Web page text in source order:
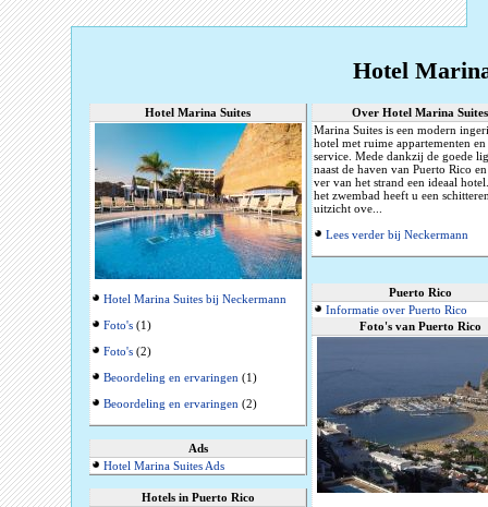
Hotel
Hotel Marina Suites
Hotel Marina Suites bij Neckermann
Foto's (1)
Foto's (2)
Beoordeling en ervaringen (1)
Beoordeling en ervaringen (2)
Ads
Hotel Marina Suites Ads
Hotels in Puerto Rico
Over Hotel Marina Suites
Marina Suites is een modern
hotel met ruime appartementen en
service. Mede dankzij de goede
naast de haven van Puerto Rico
ver van het strand een ideaal
het zwembad heeft u een
uitzicht ove...
Lees verder bij Neckermann
Puerto Rico
Informatie over Puerto Rico
Foto's van Puerto Rico